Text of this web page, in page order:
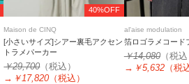
40%OFF
Maison de CINQ
[小さいサイズ]シアー裏毛アクセン
トラメパーカー
￥29,700（税込）
→ ￥17,820 （税込）
al'aise modulation
箔ロゴラメコード
￥14,080（税
→ ￥5,632（税